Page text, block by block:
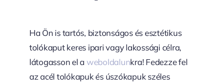
Ha Ön is tartós, biztonságos és esztétikus
tolókaput keres ipari vagy lakossági célra,
látogasson el a weboldalunkra! Fedezze fel
az acél tolókapuk és úszókapuk széles